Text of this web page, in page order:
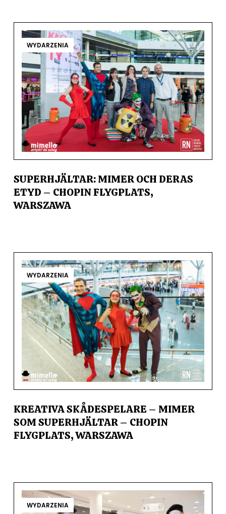
WYDARZENIA
SUPERHJÄLTAR: MIMER OCH DERAS
ETYD – CHOPIN FLYGPLATS,
WARSZAWA
WYDARZENIA
KREATIVA SKÅDESPELARE – MIMER
SOM SUPERHJÄLTAR – CHOPIN
FLYGPLATS, WARSZAWA
WYDARZENIA